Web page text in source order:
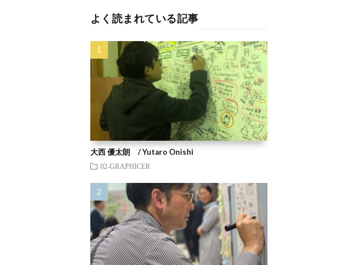
よく読まれている記事
大西 優太朗 / Yutaro Onishi
02-GRAPHICER